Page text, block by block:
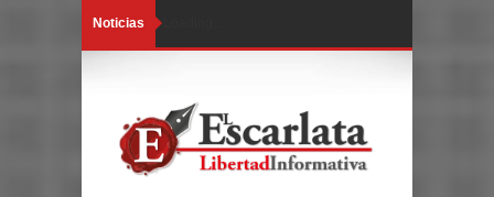
Noticias